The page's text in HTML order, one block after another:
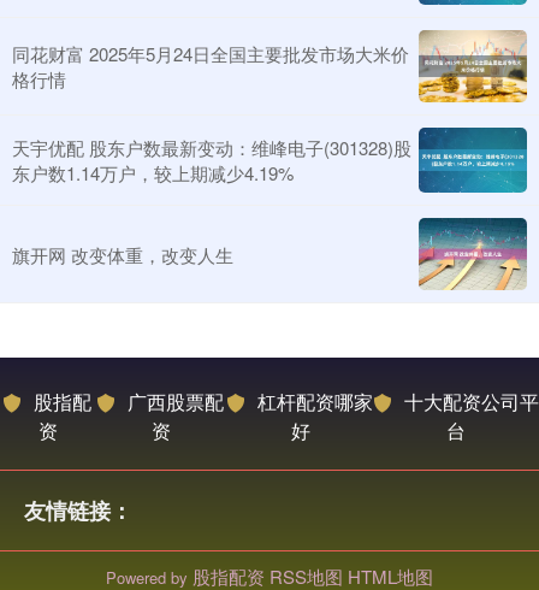
同花财富 2025年5月24日全国主要批发市场大米价
格行情
天宇优配 股东户数最新变动：维峰电子(301328)股
东户数1.14万户，较上期减少4.19%
旗开网 改变体重，改变人生
股指配
资
广西股票配
资
杠杆配资哪家
好
十大配资公司平
台
友情链接：
Powered by 股指配资 RSS地图 HTML地图